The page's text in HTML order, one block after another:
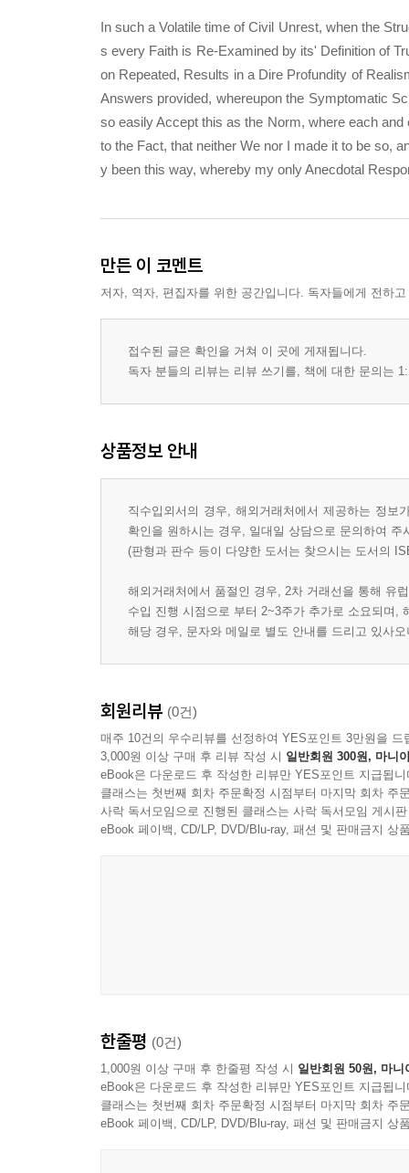
In such a Volatile time of Civil Unrest, when the
s every Faith is Re-Examined by its' Definition of
on Repeated, Results in a Dire Profundity of
Answers provided, whereupon the Symptomatic
so easily Accept this as the Norm, where each
to the Fact, that neither We nor I made it to be so,
y been this way, whereby my only Anecdotal
만든 이 코멘트
저자, 역자, 편집자를 위한 공간입니다. 독자들에게 전하
접수된 글은 확인을 거쳐 이 곳에 게재됩니다.
독자 분들의 리뷰는 리뷰 쓰기를, 책에 대한 문의는
상품정보 안내
직수입외서의 경우, 해외거래처에서 제공하는 정
확인을 원하시는 경우, 일대일 상담으로 문의하여 주
(판형과 판수 등이 다양한 도서는 찾으시는 도서의
해외거래처에서 품절인 경우, 2차 거래선을 통해 유
수입 진행 시점으로 부터 2~3주가 추가로 소요되며,
해당 경우, 문자와 메일로 별도 안내를 드리고 있사
회원리뷰 (0건)
매주 10건의 우수리뷰를 선정하여 YES포인트 3만원을 드
3,000원 이상 구매 후 리뷰 작성 시 일반회원 300원, 마니
eBook은 다운로드 후 작성한 리뷰만 YES포인트 지급됩니
클래스는 첫번째 회차 주문확정 시점부터 마지막 회차 주
사락 독서모임으로 진행된 클래스는 사락 독서모임 게시
eBook 페이백, CD/LP, DVD/Blu-ray, 패션 및 판매금지 상
한줄평 (0건)
1,000원 이상 구매 후 한줄평 작성 시 일반회원 50원, 마니
eBook은 다운로드 후 작성한 리뷰만 YES포인트 지급됩니
클래스는 첫번째 회차 주문확정 시점부터 마지막 회차 주
eBook 페이백, CD/LP, DVD/Blu-ray, 패션 및 판매금지 상